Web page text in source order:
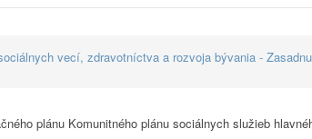
vecí, zdravotníctva a rozvoja bývania -
plánu Komunitného plánu sociálnych služieb